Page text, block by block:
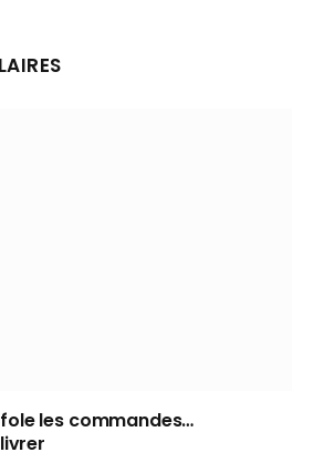
les commandes…